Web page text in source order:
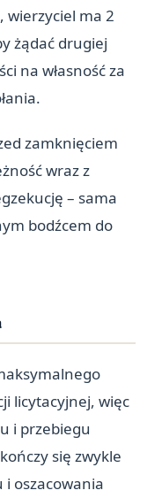
wierzyciel ma 2
żądać drugiej
na własność za
zamknięciem
wraz z
– sama
bodźcem do
licytacyjnej, więc
i przebiegu
się zwykle
i oszacowania